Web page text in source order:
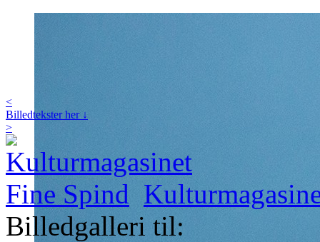
<
Billedtekster her ↓
>
Billedgalleri til: